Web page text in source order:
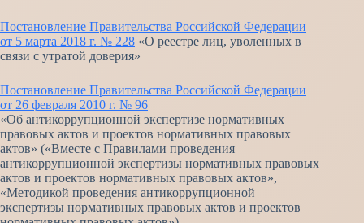
Постановление Правительства Российской Федерации
от 5 марта 2018 г. № 228 «О реестре лиц, уволенных в
связи с утратой доверия»
Постановление Правительства Российской Федерации
от 26 февраля 2010 г. № 96
«Об антикоррупционной экспертизе нормативных
правовых актов и проектов нормативных правовых
актов» («Вместе с Правилами проведения
антикоррупционной экспертизы нормативных правовых
актов и проектов нормативных правовых актов»,
«Методикой проведения антикоррупционной
экспертизы нормативных правовых актов и проектов